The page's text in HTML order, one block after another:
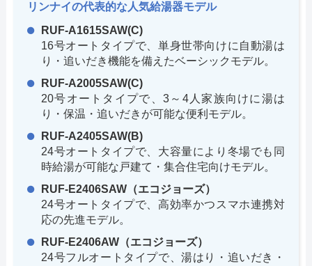
リンナイの代表的な人気給湯器モデル
RUF-A1615SAW(C)
16号オートタイプで、単身世帯向けに自動湯は
り・追いだき機能を備えたベーシックモデル。
RUF-A2005SAW(C)
20号オートタイプで、3～4人家族向けに湯は
り・保温・追いだきが可能な便利モデル。
RUF-A2405SAW(B)
24号オートタイプで、大容量により冬場でも同
時給湯が可能な戸建て・集合住宅向けモデル。
RUF-E2406SAW（エコジョーズ）
24号オートタイプで、高効率かつスマホ連携対
応の先進モデル。
RUF-E2406AW（エコジョーズ）
24号フルオートタイプで、湯はり・追いだき・